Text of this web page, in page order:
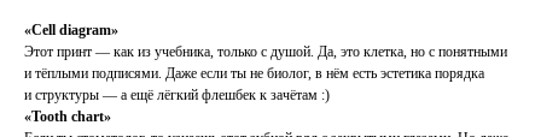
«Cell diagram»
Этот принт — как из учебника, только с душой. Да, это клетка, но с понятными
и тёплыми подписями. Даже если ты не биолог, в нём есть эстетика порядка
и структуры — а ещё лёгкий флешбек к зачётам :)
«Tooth chart»